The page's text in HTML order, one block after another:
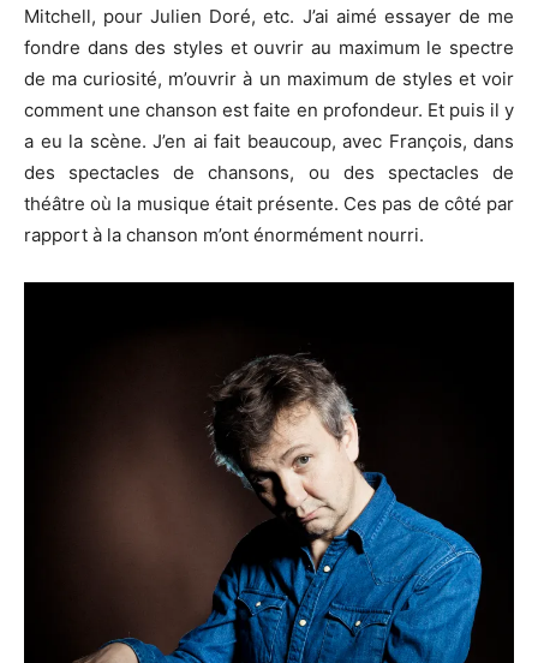
Mitchell, pour Julien Doré, etc. J’ai aimé essayer de me
fondre dans des styles et ouvrir au maximum le spectre
de ma curiosité, m’ouvrir à un maximum de styles et voir
comment une chanson est faite en profondeur. Et puis il y
a eu la scène. J’en ai fait beaucoup, avec François, dans
des spectacles de chansons, ou des spectacles de
théâtre où la musique était présente. Ces pas de côté par
rapport à la chanson m’ont énormément nourri.